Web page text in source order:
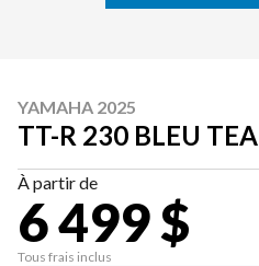
YAMAHA 2025
TT-R 230 BLEU
À partir de
6 499 $
Tous frais inclus